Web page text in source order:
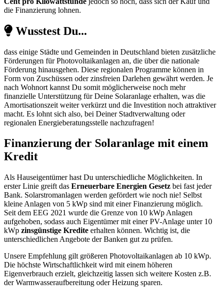
die Finanzierung lohnen.
Wusstest Du...
dass einige Städte und Gemeinden in Deutschland bieten zusätzliche
Förderungen für Photovoltaikanlagen an, die über die nationale
Förderung hinausgehen. Diese regionalen Programme können in
Form von Zuschüssen oder zinsfreien Darlehen gewährt werden. Je
nach Wohnort kannst Du somit möglicherweise noch mehr
finanzielle Unterstützung für Deine Solaranlage erhalten, was die
Amortisationszeit weiter verkürzt und die Investition noch attraktiver
macht. Es lohnt sich also, bei Deiner Stadtverwaltung oder
regionalen Energieberatungsstelle nachzufragen!
Finanzierung der Solaranlage mit einem
Kredit
Als Hauseigentümer hast Du unterschiedliche Möglichkeiten. In
erster Linie greift das Erneuerbare Energien Gesetz bei fast jeder
Bank. Solarstromanlagen werden gefördert wie noch nie! Selbst
kleine Anlagen von 5 kWp sind mit einer Finanzierung möglich.
Seit dem EEG 2021 wurde die Grenze von 10 kWp Anlagen
aufgehoben, sodass auch Eigentümer mit einer PV-Anlage unter 10
kWp zinsgünstige Kredite erhalten können. Wichtig ist, die
unterschiedlichen Angebote der Banken gut zu prüfen.
Unsere Empfehlung gilt größeren Photovoltaikanlagen ab 10 kWp.
Die höchste Wirtschaftlichkeit wird mit einem höheren
Eigenverbrauch erzielt, gleichzeitig lassen sich weitere Kosten z.B.
der Warmwasseraufbereitung oder Heizung sparen.